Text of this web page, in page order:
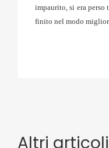
impaurito, si era
finito nel modo
Altri